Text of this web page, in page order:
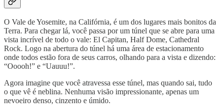
O Vale de Yosemite, na Califórnia, é um dos lugares mais bonitos da
Terra. Para chegar lá, você passa por um túnel que se abre para uma
vista incrível de todo o vale: El Capitan, Half Dome, Cathedral
Rock. Logo na abertura do túnel há uma área de estacionamento
onde todos estão fora de seus carros, olhando para a vista e dizendo:
“Ooooh!” e “Uauuu!”.
Agora imagine que você atravessa esse túnel, mas quando sai, tudo
o que vê é neblina. Nenhuma visão impressionante, apenas um
nevoeiro denso, cinzento e úmido.